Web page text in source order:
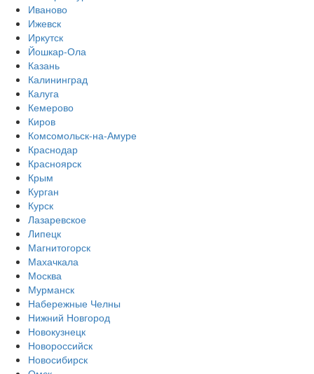
Иваново
Ижевск
Иркутск
Йошкар-Ола
Казань
Калининград
Калуга
Кемерово
Киров
Комсомольск-на-Амуре
Краснодар
Красноярск
Крым
Курган
Курск
Лазаревское
Липецк
Магнитогорск
Махачкала
Москва
Мурманск
Набережные Челны
Нижний Новгород
Новокузнецк
Новороссийск
Новосибирск